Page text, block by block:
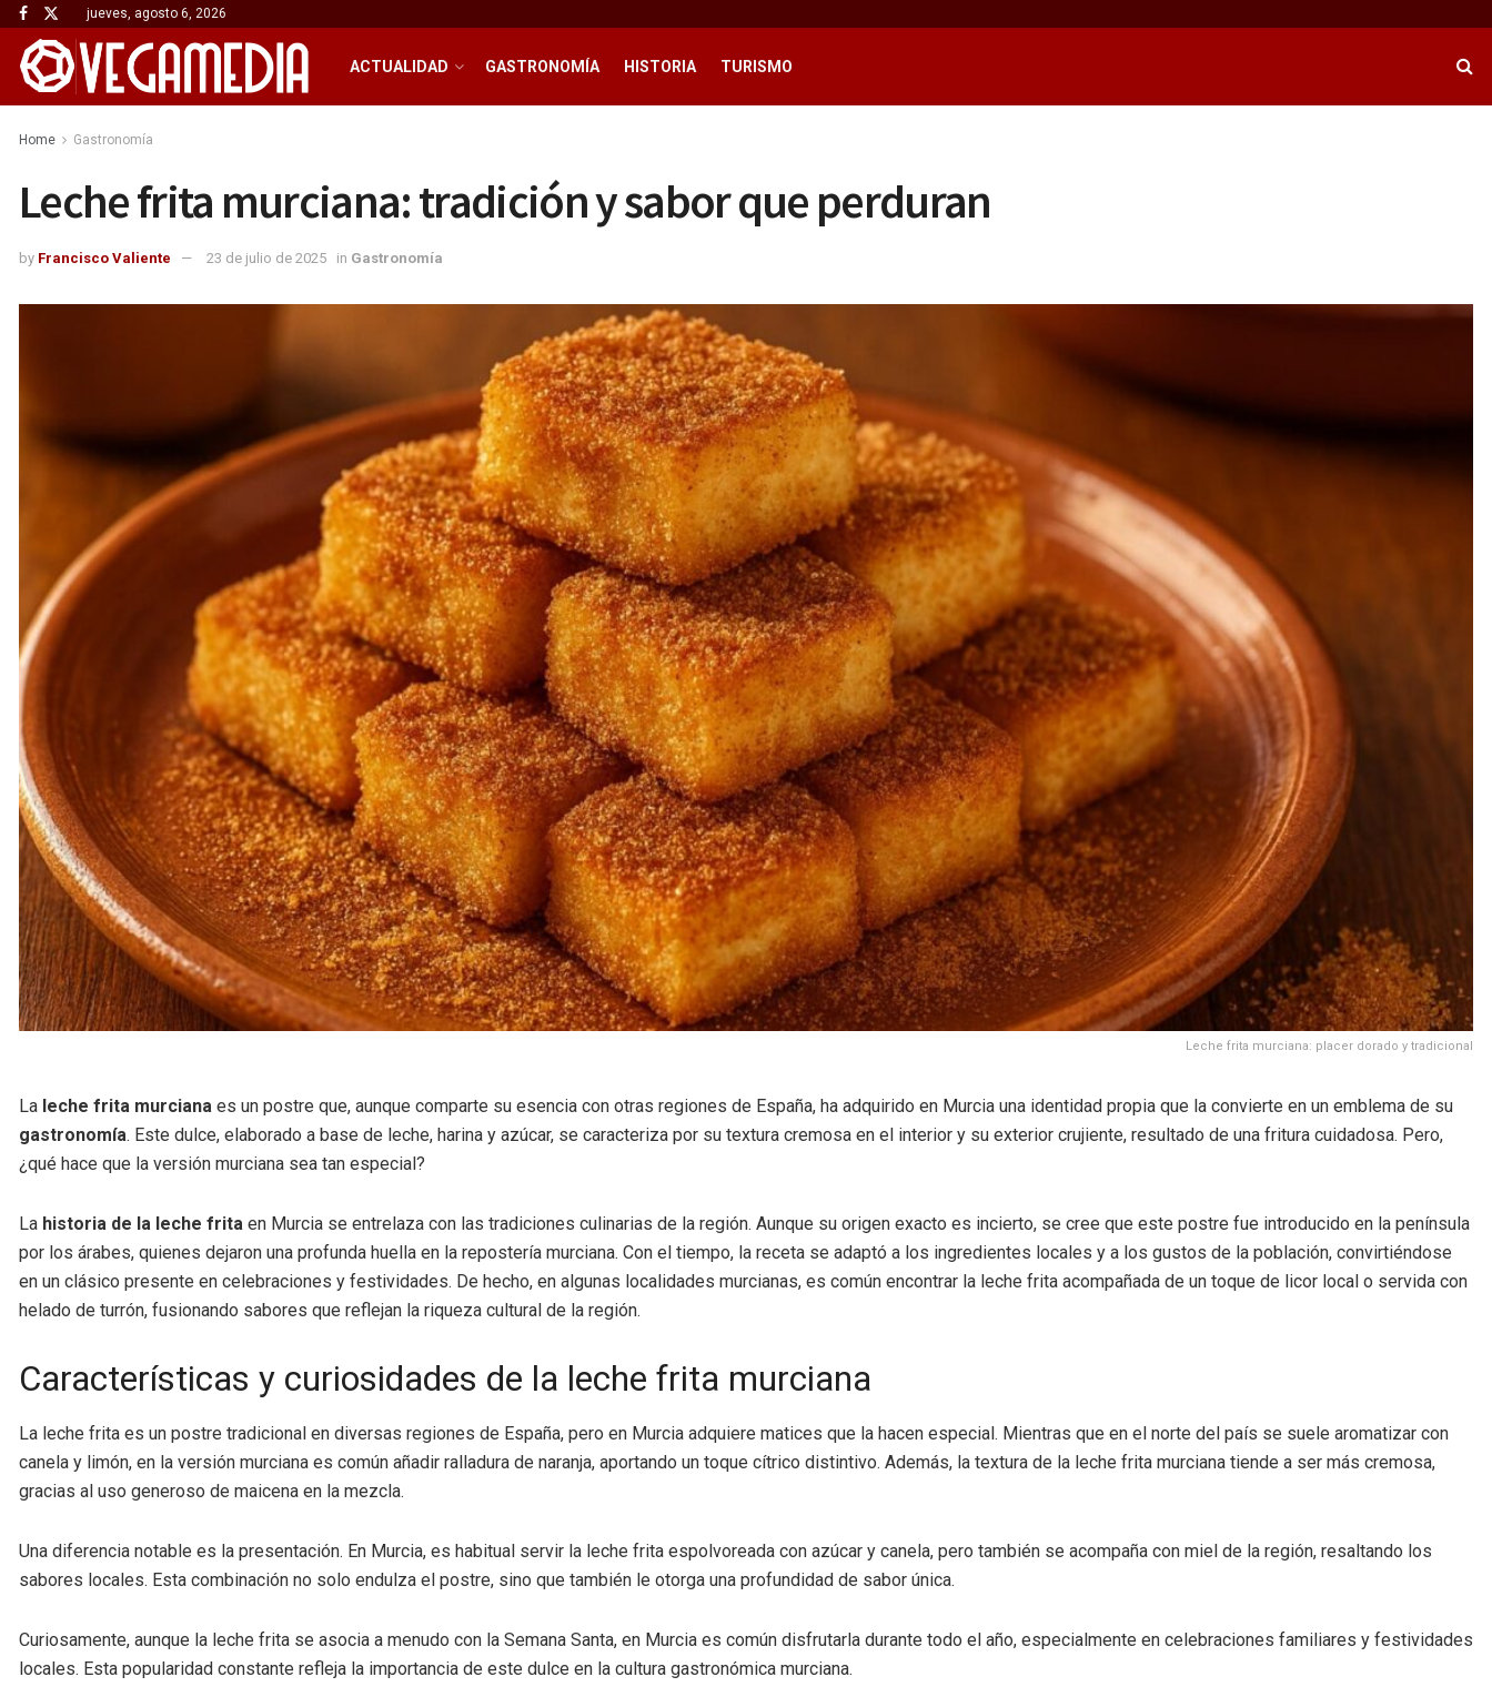
jueves, agosto 6, 2026
ACTUALIDAD GASTRONOMÍA HISTORIA TURISMO
Home Gastronomía
Leche frita murciana: tradición y sabor que perduran
by Francisco Valiente 23 de julio de 2025 in Gastronomía
Leche frita murciana: placer dorado y tradicional
La leche frita murciana es un postre que, aunque comparte su esencia con otras regiones de España, ha adquirido en Murcia una identidad propia que la convierte en un emblema de su
gastronomía. Este dulce, elaborado a base de leche, harina y azúcar, se caracteriza por su textura cremosa en el interior y su exterior crujiente, resultado de una fritura cuidadosa. Pero,
¿qué hace que la versión murciana sea tan especial?
La historia de la leche frita en Murcia se entrelaza con las tradiciones culinarias de la región. Aunque su origen exacto es incierto, se cree que este postre fue introducido en la península
por los árabes, quienes dejaron una profunda huella en la repostería murciana. Con el tiempo, la receta se adaptó a los ingredientes locales y a los gustos de la población, convirtiéndose
en un clásico presente en celebraciones y festividades. De hecho, en algunas localidades murcianas, es común encontrar la leche frita acompañada de un toque de licor local o servida con
helado de turrón, fusionando sabores que reflejan la riqueza cultural de la región.
Características y curiosidades de la leche frita murciana
La leche frita es un postre tradicional en diversas regiones de España, pero en Murcia adquiere matices que la hacen especial. Mientras que en el norte del país se suele aromatizar con
canela y limón, en la versión murciana es común añadir ralladura de naranja, aportando un toque cítrico distintivo. Además, la textura de la leche frita murciana tiende a ser más cremosa,
gracias al uso generoso de maicena en la mezcla.
Una diferencia notable es la presentación. En Murcia, es habitual servir la leche frita espolvoreada con azúcar y canela, pero también se acompaña con miel de la región, resaltando los
sabores locales. Esta combinación no solo endulza el postre, sino que también le otorga una profundidad de sabor única.
Curiosamente, aunque la leche frita se asocia a menudo con la Semana Santa, en Murcia es común disfrutarla durante todo el año, especialmente en celebraciones familiares y festividades
locales. Esta popularidad constante refleja la importancia de este dulce en la cultura gastronómica murciana.